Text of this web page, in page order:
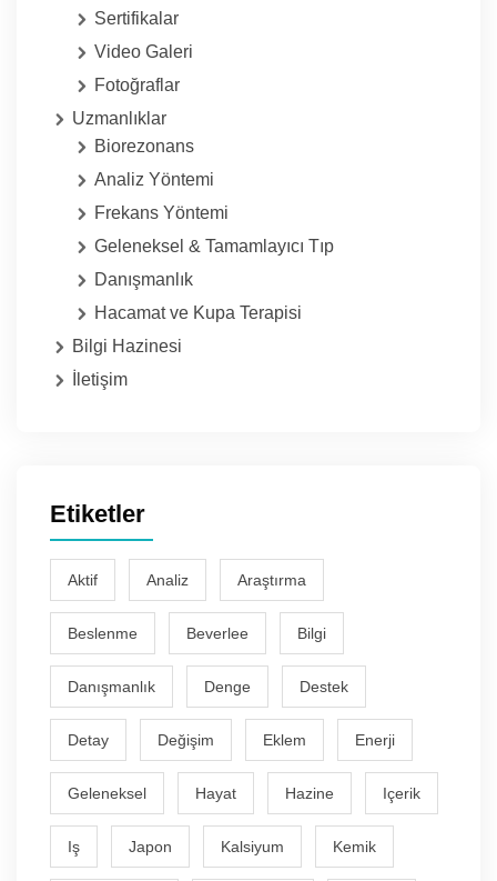
Sertifikalar
Video Galeri
Fotoğraflar
Uzmanlıklar
Biorezonans
Analiz Yöntemi
Frekans Yöntemi
Geleneksel & Tamamlayıcı Tıp
Danışmanlık
Hacamat ve Kupa Terapisi
Bilgi Hazinesi
İletişim
Etiketler
Aktif Analiz Araştırma
Beslenme Beverlee Bilgi
Danışmanlık Denge Destek
Detay Değişim Eklem Enerji
Geleneksel Hayat Hazine Içerik
Iş Japon Kalsiyum Kemik